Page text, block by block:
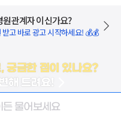
원관계자 이신가요?
고 바로 광고 시작하세요! 💰💰
궁금한 점이 있나요?
해 드려요!
든 물어보세요